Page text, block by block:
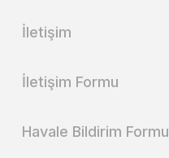
İletişim
İletişim Formu
Havale Bildirim Formu